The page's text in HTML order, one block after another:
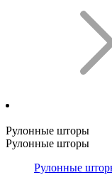
Рулонные шторы
Рулонные шторы
Рулонные